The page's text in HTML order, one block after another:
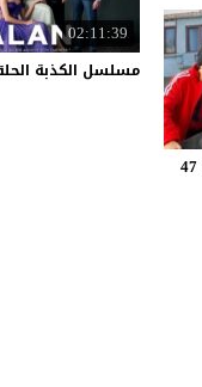
02:11:39
مسلسل الكذبة